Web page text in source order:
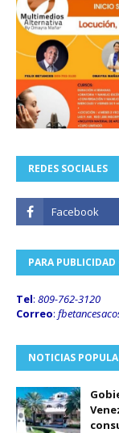
REDES SOCIALES
PARA
Tel: 809-762-3120
Correo:
NOTICIAS